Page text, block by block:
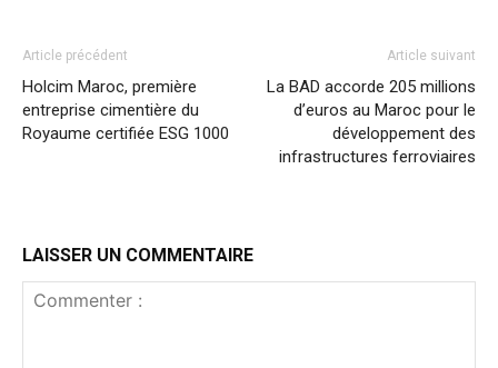
Article précédent
Holcim Maroc, première
entreprise cimentière du
Royaume certifiée ESG 1000
Article suivant
La BAD accorde 205 millions
d’euros au Maroc pour le
développement des
infrastructures ferroviaires
LAISSER UN COMMENTAIRE